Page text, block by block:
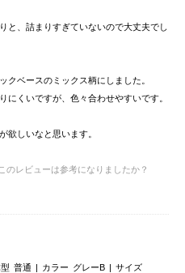
と、詰まりすぎていないので大丈夫でし
クベースのミックス柄にしました。
にくいですが、色々合わせやすいです。
欲しいなと思います。
このレビューは参考になりましたか？
普通 カラー グレーB
サイズ